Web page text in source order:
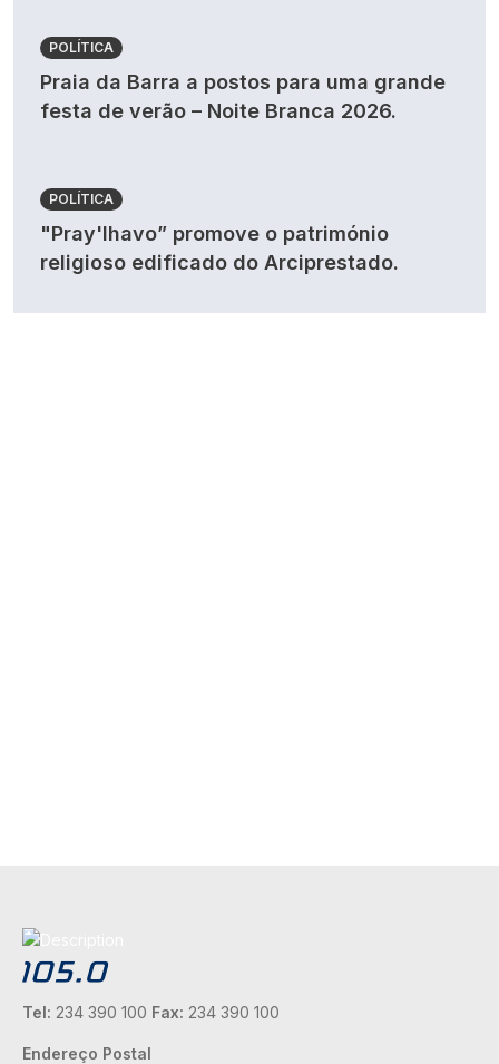
POLÍTICA
Praia da Barra a postos para uma grande
festa de verão – Noite Branca 2026.
POLÍTICA
"Pray'lhavo” promove o património
religioso edificado do Arciprestado.
Tel: 234 390 100 Fax: 234 390 100
Endereço Postal